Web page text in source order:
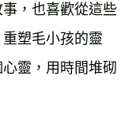
，也喜歡從這些
塑毛小孩的靈
靈，用時間堆砌